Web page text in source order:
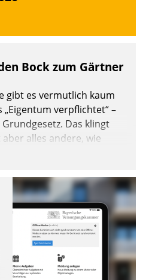
Bock zum Gärtner
gibt es vermutlich kaum
verpflichtet“ –
Das klingt
alles andere, wie
Denn mit der